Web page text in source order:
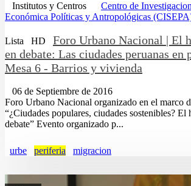
Institutos y Centros
Centro de
Económica Políticas y Antropológicas
Lista HD
Foro Urbano Nacional | El
en debate: Las ciudades peruanas en
Mesa 6 - Barrios y vivienda
06 de Septiembre de 2016
Foro Urbano Nacional organizado en el marco
“¿Ciudades populares, ciudades sostenibles? El
debate” Evento organizado p...
urbe periferia migracion